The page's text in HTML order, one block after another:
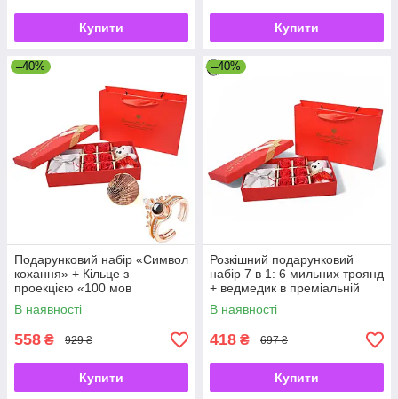
Купити Купити
–40%
Подарунковий набір «Символ
кохання» + Кільце з
проекцією «100 мов
кохання»
В наявності
558 ₴ 929 ₴
Купити
–40%
Розкішний подарунковий
набір 7 в 1: 6 мильних троянд
+ ведмедик в преміальній
упаковці
В наявності
418 ₴ 697 ₴
Купити